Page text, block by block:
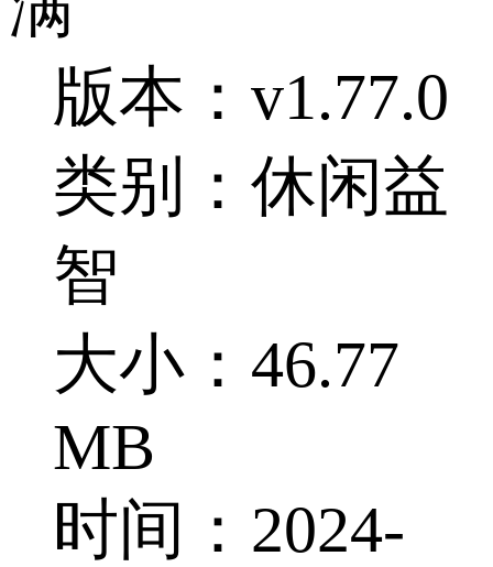
版本：v1.77.0
类别：休闲益
智
大小：46.77
MB
时间：2024-